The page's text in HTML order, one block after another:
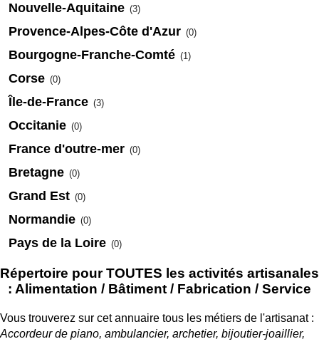
Nouvelle-Aquitaine (3)
Provence-Alpes-Côte d'Azur (0)
Bourgogne-Franche-Comté (1)
Corse (0)
Île-de-France (3)
Occitanie (0)
France d'outre-mer (0)
Bretagne (0)
Grand Est (0)
Normandie (0)
Pays de la Loire (0)
Répertoire pour TOUTES les activités artisanales
: Alimentation / Bâtiment / Fabrication / Service
Vous trouverez sur cet annuaire tous les métiers de l'artisanat :
Accordeur de piano, ambulancier, archetier, bijoutier-joaillier,